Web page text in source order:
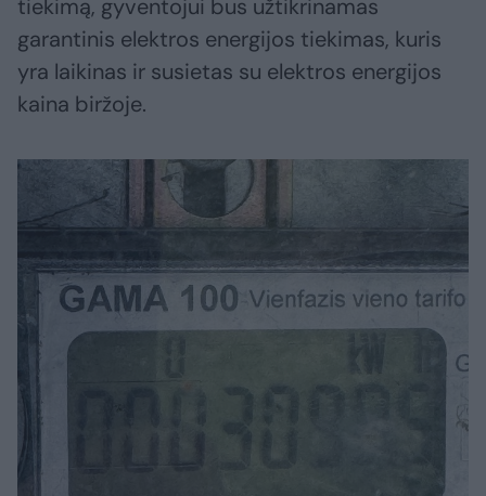
tiekimą, gyventojui bus užtikrinamas
garantinis elektros energijos tiekimas, kuris
yra laikinas ir susietas su elektros energijos
kaina biržoje.